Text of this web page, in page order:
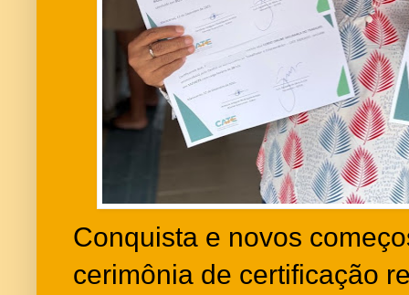
Conquista e novos
cerimônia de certificação